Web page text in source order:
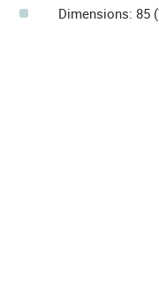
Dimensions: 85